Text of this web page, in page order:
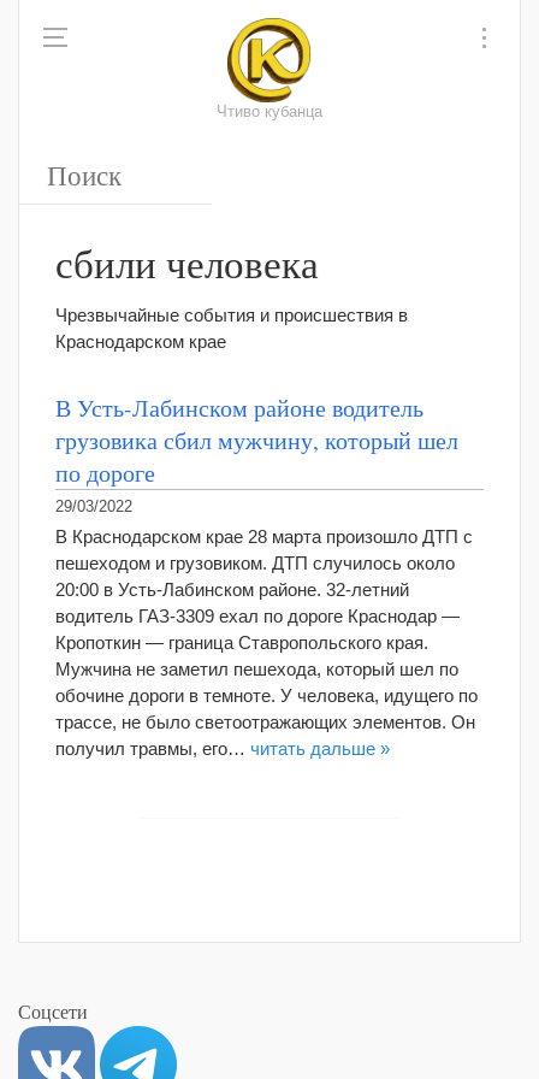
Чтиво кубанца
сбили человека
Чрезвычайные события и происшествия в
Краснодарском крае
В Усть-Лабинском районе водитель
грузовика сбил мужчину, который шел
по дороге
29/03/2022
В Краснодарском крае 28 марта произошло ДТП с
пешеходом и грузовиком. ДТП случилось около
20:00 в Усть-Лабинском районе. 32-летний
водитель ГАЗ-3309 ехал по дороге Краснодар —
Кропоткин — граница Ставропольского края.
Мужчина не заметил пешехода, который шел по
обочине дороги в темноте. У человека, идущего по
трассе, не было светоотражающих элементов. Он
получил травмы, его… читать дальше »
Соцсети